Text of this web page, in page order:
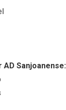
Sanjoanense: